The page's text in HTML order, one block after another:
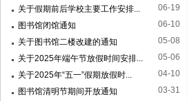
关于假期前后学校主要工作安排...
06-19
图书馆闭馆通知
06-10
关于图书馆二楼改建的通知
05-08
关于2025年端午节放假时间安排...
05-06
关于2025年“五一”假期放假时...
04-10
图书馆清明节期间开放通知
03-31